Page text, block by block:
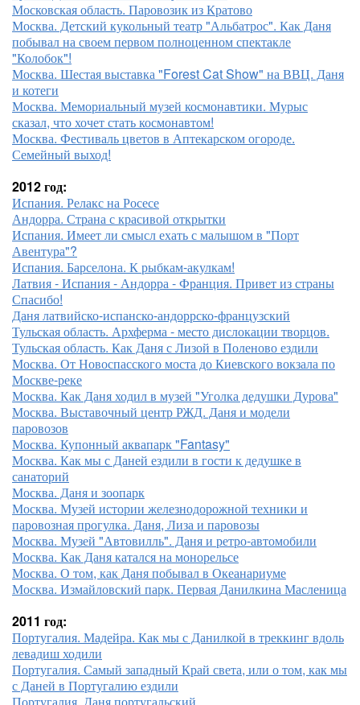
Московская область. Паровозик из Кратово
Москва. Детский кукольный театр "Альбатрос". Как Даня
побывал на своем первом полноценном спектакле
"Колобок"!
Москва. Шестая выставка "Forest Cat Show" на ВВЦ. Даня
и котеги
Москва. Мемориальный музей космонавтики. Мурыс
сказал, что хочет стать космонавтом!
Москва. Фестиваль цветов в Аптекарском огороде.
Семейный выход!
2012 год:
Испания. Релакс на Росесе
Андорра. Страна с красивой открытки
Испания. Имеет ли смысл ехать с малышом в "Порт
Авентура"?
Испания. Барселона. К рыбкам-акулкам!
Латвия - Испания - Андорра - Франция. Привет из страны
Спасибо!
Даня латвийско-испанско-андоррско-французский
Тульская область. Архферма - место дислокации творцов.
Тульская область. Как Даня с Лизой в Поленово ездили
Москва. От Новоспасского моста до Киевского вокзала по
Москве-реке
Москва. Как Даня ходил в музей "Уголка дедушки Дурова"
Москва. Выставочный центр РЖД. Даня и модели
паровозов
Москва. Купонный аквапарк "Fantasy"
Москва. Как мы с Даней ездили в гости к дедушке в
санаторий
Москва. Даня и зоопарк
Москва. Музей истории железнодорожной техники и
паровозная прогулка. Даня, Лиза и паровозы
Москва. Музей "Автовилль". Даня и ретро-автомобили
Москва. Как Даня катался на монорельсе
Москва. О том, как Даня побывал в Океанариуме
Москва. Измайловский парк. Первая Данилкина Масленица
2011 год:
Португалия. Мадейра. Как мы с Данилкой в треккинг вдоль
левадиш ходили
Португалия. Самый западный Край света, или о том, как мы
с Даней в Португалию ездили